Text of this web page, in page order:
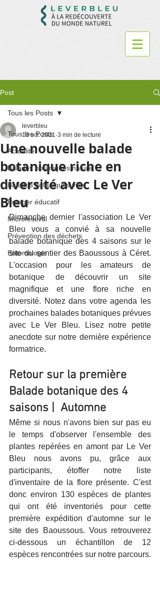
Post
Tous les Posts
Actualité
Balades botaniques nature
Balades botaniques ville
Potager éducatif
Microfestival
Prévention des déchets
Entomologie
Tous les Posts
Une nouvelle balade
botanique riche en
diversité avec Le Ver
Bleu
leverbleu
13 oct. 2021 3 min de lecture
Dimanche dernier l'association Le Ver
Bleu vous a convié à sa nouvelle
balade botanique des 4 saisons sur le
site du sentier des Baoussous à Céret.
L'occasion pour les amateurs de
botanique de découvrir un site
magnifique et une flore riche en
diversité. Notez dans votre agenda les
prochaines balades botaniques prévues
avec Le Ver Bleu. Lisez notre petite
anecdote sur notre dernière expérience
formatrice.
Retour sur la première
Balade botanique des 4
saisons |  Automne
Même si nous n'avons bien sur pas eu
le temps d'observer l'ensemble des
plantes repérées en amont par Le Ver
Bleu nous avons pu, grâce aux
participants, étoffer notre liste
d'inventaire de la flore présente. C'est
donc environ 130 espèces de plantes
qui ont été inventoriés pour cette
première expédition d'automne sur le
site des Baoussous. Vous retrouverez
ci-dessous un échantillon de 12
espèces rencontrées sur notre parcours.